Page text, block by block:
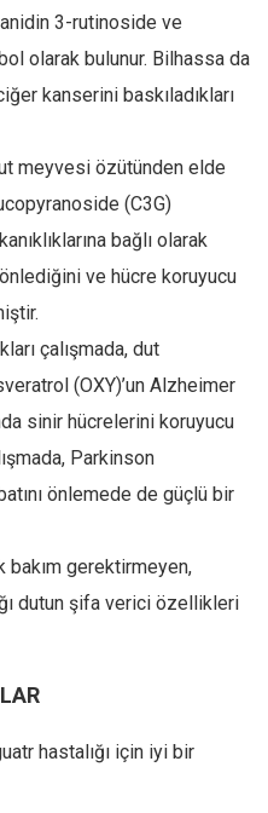
3-rutinoside ve
olarak bulunur. Bilhassa da
kanserini baskıladıkları
meyvesi özütünden elde
(C3G)
bağlı olarak
ve hücre koruyucu
çalışmada, dut
(OXY)’un Alzheimer
sinir hücrelerini koruyucu
Parkinson
önlemede de güçlü bir
gerektirmeyen,
dutun şifa verici özellikleri
hastalığı için iyi bir